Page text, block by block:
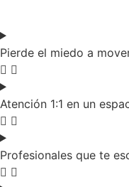
Pierde el miedo a
Atención 1:1 en un
Profesionales que te